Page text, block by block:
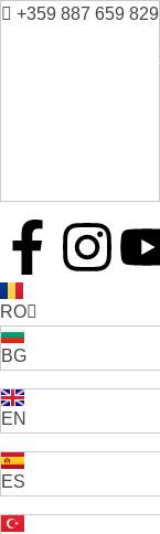
+359 887 659 829
RO
BG
EN
ES